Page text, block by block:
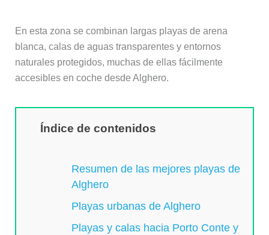
En esta zona se combinan largas playas de arena
blanca, calas de aguas transparentes y entornos
naturales protegidos, muchas de ellas fácilmente
accesibles en coche desde Alghero.
Índice de contenidos
Resumen de las mejores playas de
Alghero
Playas urbanas de Alghero
Playas y calas hacia Porto Conte y